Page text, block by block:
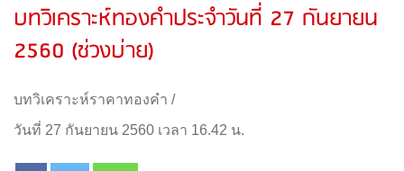
บทวิเคราะห์ทองคำประจำวันที่ 27 กันยายน
2560 (ช่วงบ่าย)
บทวิเคราะห์ราคาทองคำ /
วันที่ 27 กันยายน 2560 เวลา 16.42 น.